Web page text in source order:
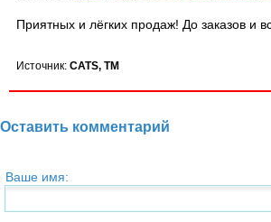
Приятных и лёгких продаж! До заказов и
Источник: CATS, TM
Оставить комментарий
Ваше имя: